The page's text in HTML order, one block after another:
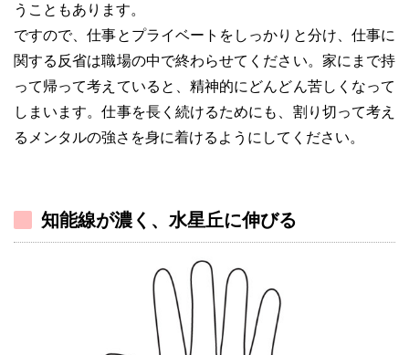
うこともあります。
ですので、仕事とプライベートをしっかりと分け、仕事に
関する反省は職場の中で終わらせてください。家にまで持
って帰って考えていると、精神的にどんどん苦しくなって
しまいます。仕事を長く続けるためにも、割り切って考え
るメンタルの強さを身に着けるようにしてください。
知能線が濃く、水星丘に伸びる